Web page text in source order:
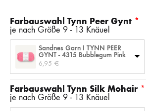
Farbauswahl Tynn Peer Gynt
je nach Größe 9 - 13 Knäuel
Sandnes Garn I TYNN PEER
GYNT - 4315 Bubblegum Pink
6,95 €
Farbauswahl Tynn Silk Mohair
je nach Größe 9 - 13 Knäuel